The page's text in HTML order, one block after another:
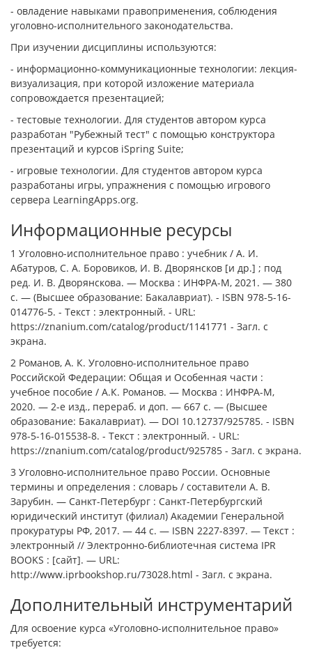
- овладение навыками правоприменения, соблюдения
уголовно-исполнительного законодательства.
При изучении дисциплины используются:
- информационно-коммуникационные технологии: лекция-
визуализация, при которой изложение материала
сопровождается презентацией;
- тестовые технологии. Для студентов автором курса
разработан "Рубежный тест" с помощью конструктора
презентаций и курсов iSpring Suite;
- игровые технологии. Для студентов автором курса
разработаны игры, упражнения с помощью игрового
сервера LearningApps.org.
Информационные ресурсы
1 Уголовно-исполнительное право : учебник / А. И.
Абатуров, С. А. Боровиков, И. В. Дворянсков [и др.] ; под
ред. И. В. Дворянскова. — Москва : ИНФРА-М, 2021. — 380
с. — (Высшее образование: Бакалавриат). - ISBN 978-5-16-
014776-5. - Текст : электронный. - URL:
https://znanium.com/catalog/product/1141771 - Загл. с
экрана.
2 Романов, А. К. Уголовно-исполнительное право
Российской Федерации: Общая и Особенная части :
учебное пособие / А.К. Романов. — Москва : ИНФРА-М,
2020. — 2-е изд., перераб. и доп. — 667 с. — (Высшее
образование: Бакалавриат). — DOI 10.12737/925785. - ISBN
978-5-16-015538-8. - Текст : электронный. - URL:
https://znanium.com/catalog/product/925785 - Загл. с экрана.
3 Уголовно-исполнительное право России. Основные
термины и определения : словарь / составители А. В.
Зарубин. — Санкт-Петербург : Санкт-Петербургский
юридический институт (филиал) Академии Генеральной
прокуратуры РФ, 2017. — 44 c. — ISBN 2227-8397. — Текст :
электронный // Электронно-библиотечная система IPR
BOOKS : [сайт]. — URL:
http://www.iprbookshop.ru/73028.html - Загл. с экрана.
Дополнительный инструментарий
Для освоение курса «Уголовно-исполнительное право»
требуется: